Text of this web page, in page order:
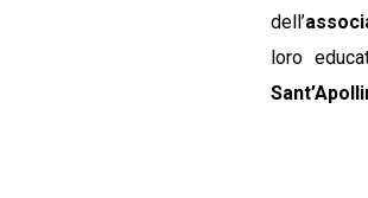
dell’
loro